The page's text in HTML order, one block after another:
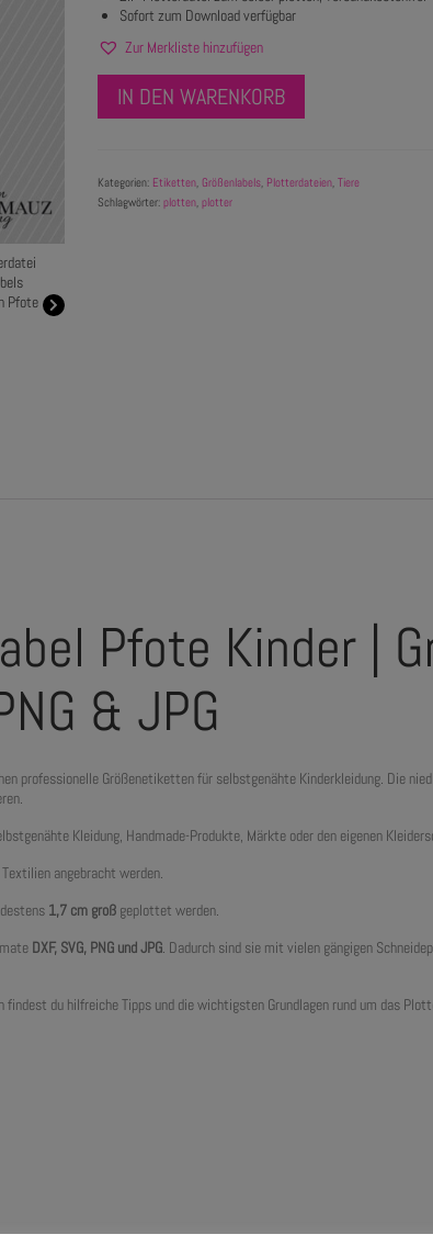
Sofort zum Download verfügbar
Zur Merkliste hinzufügen
IN DEN WARENKORB
Kategorien: Etiketten, Größenlabels, Plotterdateien, Tiere
Schlagwörter: plotten, plotter
Pfote Kinder |
& JPG
professionelle Größenetiketten für selbstgenähte Kinderkleidung. Die
Kleidung, Handmade-Produkte, Märkte oder den eigenen
angebracht werden.
1,7 cm groß geplottet werden.
DXF, SVG, PNG und JPG. Dadurch sind sie mit vielen gängigen
findest du hilfreiche Tipps und die wichtigsten Grundlagen rund um das